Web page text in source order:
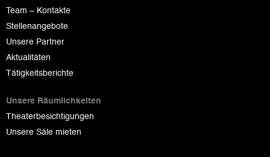
Team – Kontakte
Stellenangebote
Unsere Partner
Aktualitäten
Tätigkeitsberichte
Unsere Räumlichkeiten
Theaterbesichtigungen
Unsere Säle mieten